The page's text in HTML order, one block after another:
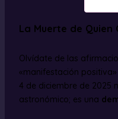
La Muerte de Quien
Olvídate de las
«manifestación
4 de diciembre de 2025
astronómico; es una